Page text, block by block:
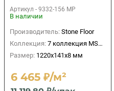
Артикул - 9332-156 MP
В наличии
Производитель: Stone Floor
Коллекция: 7 коллекция MSPC 8 мм
Размер: 1220x141х8 мм
6 465 ₽/м²